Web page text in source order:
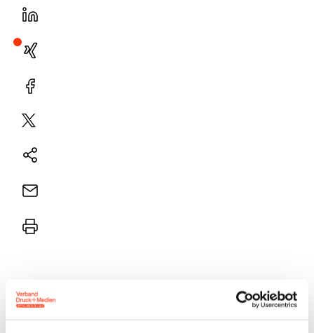
LinekdIn
Xing
Facebook
Plattform
Natives
E-
Drucker
Umweltbewusstsein ist eine immer wichtigere
Größe in der Druckindustrie. Das zeigt auch die